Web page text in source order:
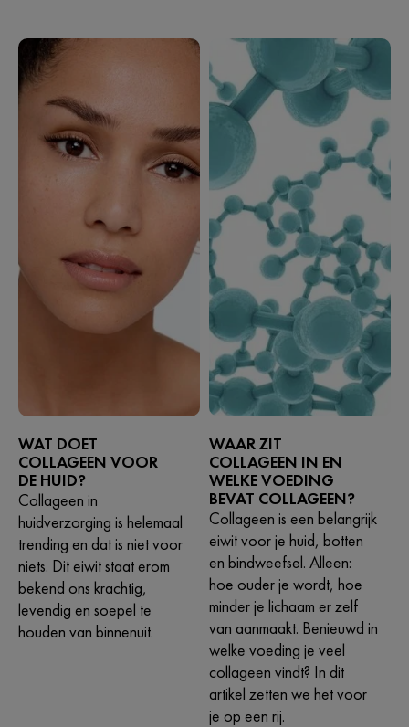
WAT DOET
COLLAGEEN VOOR
DE HUID?
Collageen in
huidverzorging is helemaal
trending en dat is niet voor
niets. Dit eiwit staat erom
bekend ons krachtig,
levendig en soepel te
houden van binnenuit.
WAAR ZIT
COLLAGEEN IN EN
WELKE VOEDING
BEVAT COLLAGEEN?
Collageen is een belangrijk
eiwit voor je huid, botten
en bindweefsel. Alleen:
hoe ouder je wordt, hoe
minder je lichaam er zelf
van aanmaakt. Benieuwd in
welke voeding je veel
collageen vindt? In dit
artikel zetten we het voor
je op een rij.